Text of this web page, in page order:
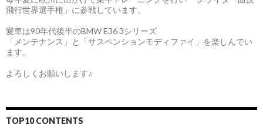
飛行世界選手権」に参戦しています。
愛車は90年代後半のBMW E36 3シリーズ
「メンテナンス」と「サスペンションモディファイ」を楽しんでい
ます。
よろしくお願いします♪
TOP10 CONTENTS